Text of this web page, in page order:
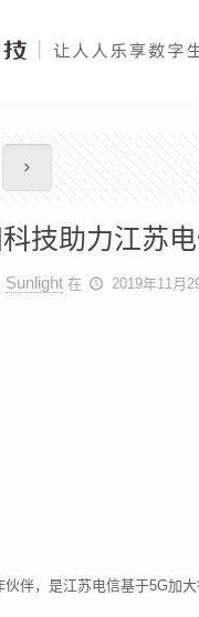
技助力江苏
Sunlight 在 2019年11月
伴，是江苏电信基于5G加